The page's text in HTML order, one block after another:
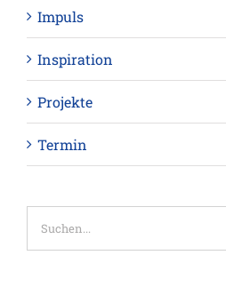
Impuls
Inspiration
Projekte
Termin